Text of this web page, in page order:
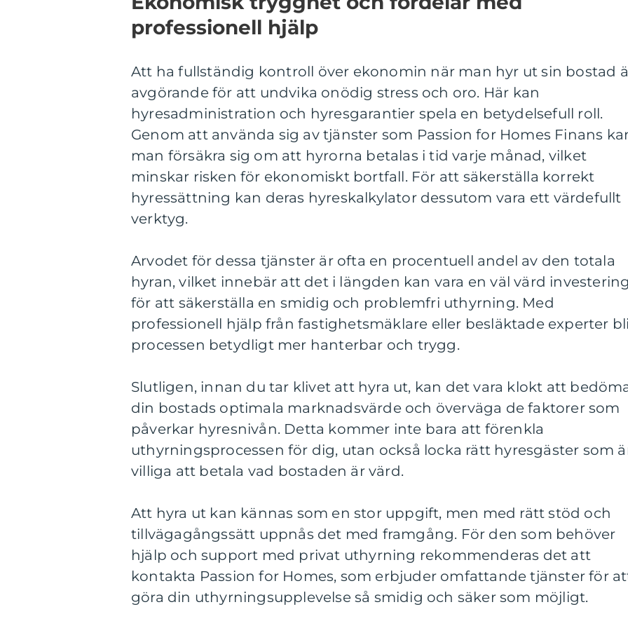
professionell hjälp
Att ha fullständig kontroll över ekonomin när man hyr ut sin bostad
avgörande för att undvika onödig stress och oro. Här kan
hyresadministration och hyresgarantier spela en betydelsefull roll.
Genom att använda sig av tjänster som Passion for Homes Finans
man försäkra sig om att hyrorna betalas i tid varje månad, vilket
minskar risken för ekonomiskt bortfall. För att säkerställa korrekt
hyressättning kan deras hyreskalkylator dessutom vara ett värdefullt
verktyg.
Arvodet för dessa tjänster är ofta en procentuell andel av den totala
hyran, vilket innebär att det i längden kan vara en väl värd investering
för att säkerställa en smidig och problemfri uthyrning. Med
professionell hjälp från fastighetsmäklare eller besläktade experter
processen betydligt mer hanterbar och trygg.
Slutligen, innan du tar klivet att hyra ut, kan det vara klokt att
din bostads optimala marknadsvärde och överväga de faktorer som
påverkar hyresnivån. Detta kommer inte bara att förenkla
uthyrningsprocessen för dig, utan också locka rätt hyresgäster som
villiga att betala vad bostaden är värd.
Att hyra ut kan kännas som en stor uppgift, men med rätt stöd och
tillvägagångssätt uppnås det med framgång. För den som behöver
hjälp och support med privat uthyrning rekommenderas det att
kontakta Passion for Homes, som erbjuder omfattande tjänster för
göra din uthyrningsupplevelse så smidig och säker som möjligt.